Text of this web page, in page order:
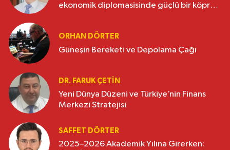
ekonomik diplomasisinde güçlü bir köprü
ORHAN DÖRTER
Güneşin Bereketi ve Depolama Çağı
DR. FARUK ÇETİN
Yeni Dünya Düzeni ve Türkiye’nin Finans
Merkezi Stratejisi
SAFFET DÖRTER
2025–2026 Akademik Yılına Girerken: